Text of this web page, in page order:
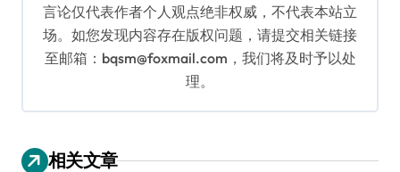
言论仅代表作者个人观点绝非权威，不代表本站立
场。如您发现内容存在版权问题，请提交相关链接
至邮箱：bqsm@foxmail.com，我们将及时予以处
理。
相关文章